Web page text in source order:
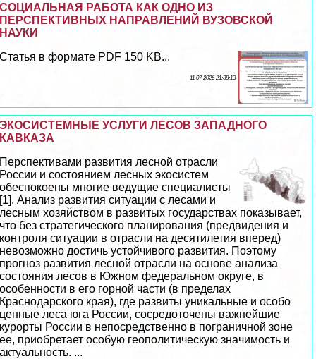
СОЦИАЛЬНАЯ РАБОТА КАК ОДНО ИЗ
ПЕРСПЕКТИВНЫХ НАПРАВЛЕНИЙ ВУЗОВСКОЙ
НАУКИ
Статья в формате PDF 150 KB...
11 07 2026 21:38:13
ЭКОСИСТЕМНЫЕ УСЛУГИ ЛЕСОВ ЗАПАДНОГО
КАВКАЗА
Перспективами развития лесной отрасли
России и состоянием лесных экосистем
обеспокоены многие ведущие специалисты
[1]. Анализ развития ситуации с лесами и
лесным хозяйством в развитых государствах показывает,
что без стратегического планирования (предвидения и
контроля ситуации в отрасли на десятилетия вперед)
невозможно достичь устойчивого развития. Поэтому
прогноз развития лесной отрасли на основе анализа
состояния лесов в Южном федеральном округе, в
особенности в его горной части (в пределах
Краснодарского края), где развиты уникальные и особо
ценные леса юга России, сосредоточены важнейшие
курорты России в непосредственно в пограничной зоне
ее, приобретает особую геополитическую значимость и
актуальность. ...